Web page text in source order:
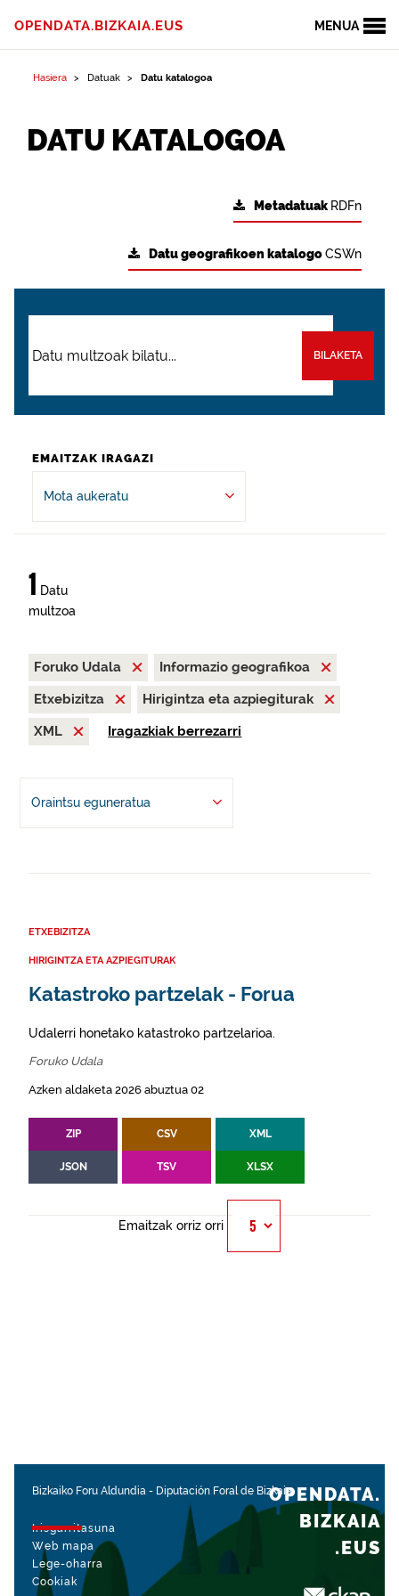
MENUA
OPENDATA.BIZKAIA.EUS
Hasiera Datuak Datu katalogoa
DATU KATALOGOA
Metadatuak RDFn
Datu geografikoen katalogoCSWn
BILAKETA
EMAITZAK IRAGAZI
Mota aukeratu
1 Datu
multzoa
Foruko Udala
Informazio geografikoa
Etxebizitza
Hirigintza eta azpiegiturak
XML
Iragazkiak berrezarri
Oraintsu eguneratua
ETXEBIZITZA
HIRIGINTZA ETA AZPIEGITURAK
Katastroko partzelak - Forua
Udalerri honetako katastroko partzelarioa.
Foruko Udala
Azken aldaketa 2026 abuztua 02
ZIP CSV XML
JSON TSV XLSX
Emaitzak orriz orri
Bizkaiko Foru Aldundia - Diputación Foral de Bizkaia
Irisgarritasuna
Web mapa
Lege-oharra
Cookiak
OPENDATA.
BIZKAIA
.EUS